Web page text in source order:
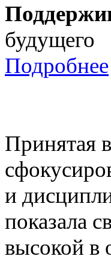
будущего
Подробнее
Принятая
и
показала
высокой в